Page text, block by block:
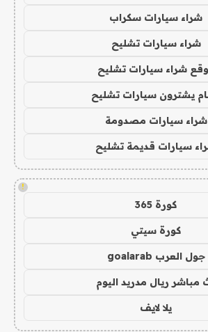
شراء سيارات سكراب
شراء سيارات تشليح
شراء سيارات تشليح
يشترون سيارات تشليح
شراء سيارات مصدومة
سيارات قديمة تشليح
!
كورة 365
كورة سيتي
جول العرب goalarab
مباشر ريال مدريد اليوم
يلا لايف